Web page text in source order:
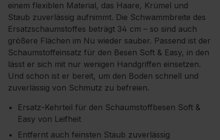
einem flexiblen Material, das Haare, Krümel und
Staub zuverlässig aufnimmt. Die Schwammbreite des
Ersatzschaumstoffes beträgt 34 cm – so sind auch
größere Flächen im Nu wieder sauber. Passend ist der
Schaumstoffeinsatz für den Besen Soft & Easy, in den
lässt er sich mit nur wenigen Handgriffen einsetzen.
Und schon ist er bereit, um den Boden schnell und
zuverlässig von Schmutz zu befreien.
Ersatz-Kehrteil für den Schaumstoffbesen Soft &
Easy von Leifheit
Entfernt auch feinsten Staub zuverlässig